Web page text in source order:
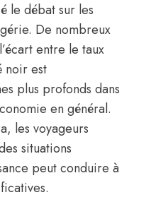
le débat sur les
De nombreux
entre le taux
noir est
plus profonds dans
en général.
les voyageurs
situations
peut conduire à